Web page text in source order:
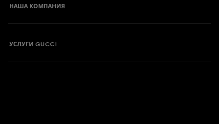
НАША КОМПАНИЯ
УСЛУГИ GUCCI